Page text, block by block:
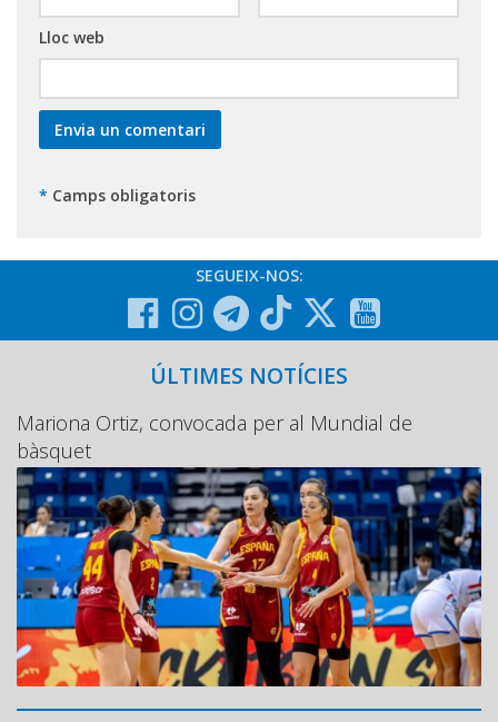
Lloc web
* Camps obligatoris
SEGUEIX-NOS:
ÚLTIMES NOTÍCIES
Mariona Ortiz, convocada per al Mundial de
bàsquet